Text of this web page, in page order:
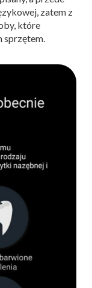
zatem z
które
sprzętem.